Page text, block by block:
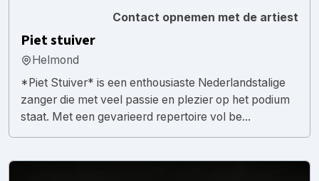
Contact opnemen met de artiest
Piet stuiver
Helmond
*Piet Stuiver* is een enthousiaste Nederlandstalige
zanger die met veel passie en plezier op het podium
staat. Met een gevarieerd repertoire vol be...